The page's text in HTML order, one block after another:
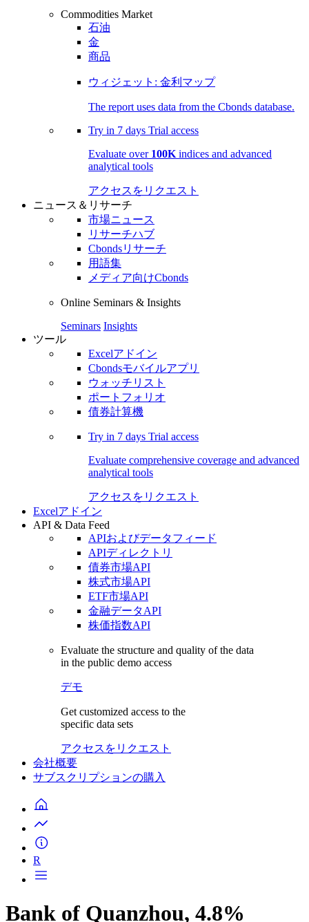
Commodities Market
石油
金
商品
ウィジェット: 金利マップ
The report uses data from the Cbonds database.
Try in 7 days Trial access
Evaluate over 100K indices and advanced
analytical tools
アクセスをリクエスト
ニュース＆リサーチ
市場ニュース
リサーチハブ
Cbondsリサーチ
用語集
メディア向けCbonds
Online Seminars & Insights
Seminars Insights
ツール
Excelアドイン
Cbondsモバイルアプリ
ウォッチリスト
ポートフォリオ
債券計算機
Try in 7 days Trial access
Evaluate comprehensive coverage and advanced
analytical tools
アクセスをリクエスト
Excelアドイン
API & Data Feed
APIおよびデータフィード
APIディレクトリ
債券市場API
株式市場API
ETF市場API
金融データAPI
株価指数API
Evaluate the structure and quality of the data
in the public demo access
デモ
Get customized access to the
specific data sets
アクセスをリクエスト
会社概要
サブスクリプションの購入
R
Bank of Quanzhou, 4.8%